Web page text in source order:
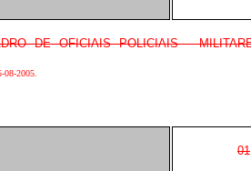
DE OFICIAIS POLICIAIS -
08-2005.
01